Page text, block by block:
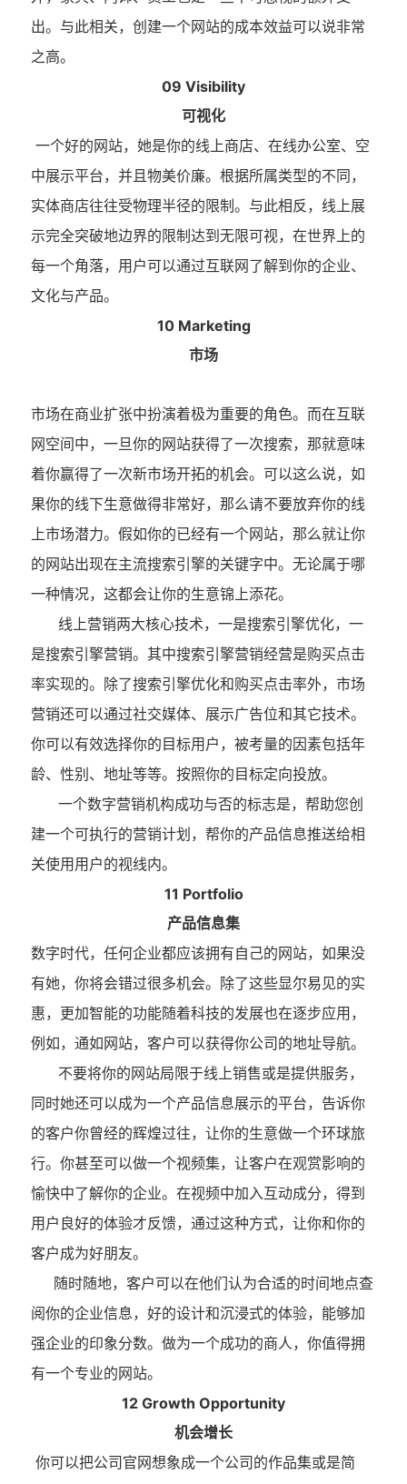
出。与此相关，创建一个网站的成本效益可以说非常
之高。
09 Visibility
可视化
一个好的网站，她是你的线上商店、在线办公室、空
中展示平台，并且物美价廉。根据所属类型的不同，
实体商店往往受物理半径的限制。与此相反，线上展
示完全突破地边界的限制达到无限可视，在世界上的
每一个角落，用户可以通过互联网了解到你的企业、
文化与产品。
10 Marketing
市场
市场在商业扩张中扮演着极为重要的角色。而在互联
网空间中，一旦你的网站获得了一次搜索，那就意味
着你赢得了一次新市场开拓的机会。可以这么说，如
果你的线下生意做得非常好，那么请不要放弃你的线
上市场潜力。假如你的已经有一个网站，那么就让你
的网站出现在主流搜索引擎的关键字中。无论属于哪
一种情况，这都会让你的生意锦上添花。
线上营销两大核心技术，一是搜索引擎优化，一
是搜索引擎营销。其中搜索引擎营销经营是购买点击
率实现的。除了搜索引擎优化和购买点击率外，市场
营销还可以通过社交媒体、展示广告位和其它技术。
你可以有效选择你的目标用户，被考量的因素包括年
龄、性别、地址等等。按照你的目标定向投放。
一个数字营销机构成功与否的标志是，帮助您创
建一个可执行的营销计划，帮你的产品信息推送给相
关使用用户的视线内。
11 Portfolio
产品信息集
数字时代，任何企业都应该拥有自己的网站，如果没
有她，你将会错过很多机会。除了这些显尔易见的实
惠，更加智能的功能随着科技的发展也在逐步应用，
例如，通如网站，客户可以获得你公司的地址导航。
不要将你的网站局限于线上销售或是提供服务，
同时她还可以成为一个产品信息展示的平台，告诉你
的客户你曾经的辉煌过往，让你的生意做一个环球旅
行。你甚至可以做一个视频集，让客户在观赏影响的
愉快中了解你的企业。在视频中加入互动成分，得到
用户良好的体验才反馈，通过这种方式，让你和你的
客户成为好朋友。
随时随地，客户可以在他们认为合适的时间地点查
阅你的企业信息，好的设计和沉浸式的体验，能够加
强企业的印象分数。做为一个成功的商人，你值得拥
有一个专业的网站。
12 Growth Opportunity
机会增长
你可以把公司官网想象成一个公司的作品集或是简